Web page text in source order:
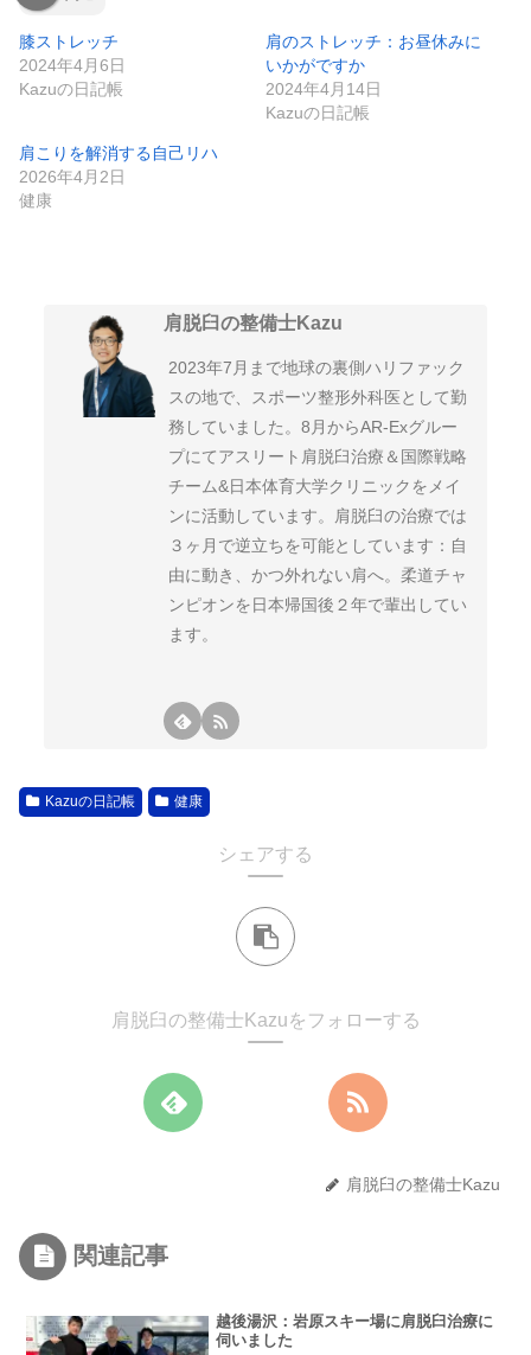
膝ストレッチ
2024年4月6日
Kazuの日記帳
肩のストレッチ：お昼休みに
いかがですか
2024年4月14日
Kazuの日記帳
肩こりを解消する自己リハ
2026年4月2日
健康
肩脱臼の整備士Kazu
2023年7月まで地球の裏側ハリファック
スの地で、スポーツ整形外科医として勤
務していました。8月からAR-Exグルー
プにてアスリート肩脱臼治療＆国際戦略
チーム&日本体育大学クリニックをメイ
ンに活動しています。肩脱臼の治療では
３ヶ月で逆立ちを可能としています：自
由に動き、かつ外れない肩へ。柔道チャ
ンピオンを日本帰国後２年で輩出してい
ます。
Kazuの日記帳 健康
シェアする
肩脱臼の整備士Kazuをフォローする
肩脱臼の整備士Kazu
関連記事
越後湯沢：岩原スキー場に肩脱臼治療に
伺いました